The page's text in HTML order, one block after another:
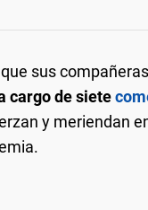
sus
cargo de siete
y meriendan